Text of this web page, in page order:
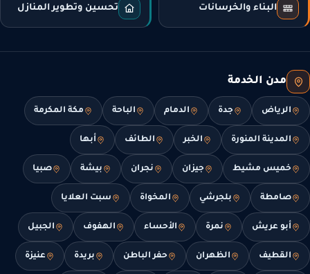
البناء والخرسانات تحسين وتطوير المنازل
مدن الخدمة
الرياض جدة الدمام الباحة مكة المكرمة
المدينة المنورة الخبر الطائف أبها
خميس مشيط جيزان نجران بيشة صبيا
صامطة بلجرشي المخواة سبت العلايا
أبو عريش نمرة الأحساء الهفوف الجبيل
القطيف الظهران حفر الباطن بريدة عنيزة